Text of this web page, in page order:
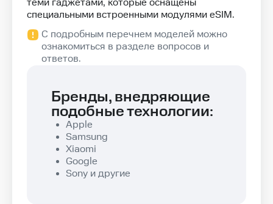
теми гаджетами, которые оснащены
специальными встроенными модулями eSIM.
С подробным перечнем моделей можно
ознакомиться в разделе вопросов и
ответов.
Бренды, внедряющие
подобные технологии:
Apple
Samsung
Xiaomi
Google
Sony и другие